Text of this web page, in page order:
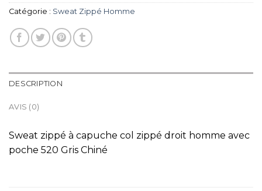
Catégorie : Sweat Zippé Homme
DESCRIPTION
AVIS (0)
Sweat zippé à capuche col zippé droit homme avec
poche 520 Gris Chiné